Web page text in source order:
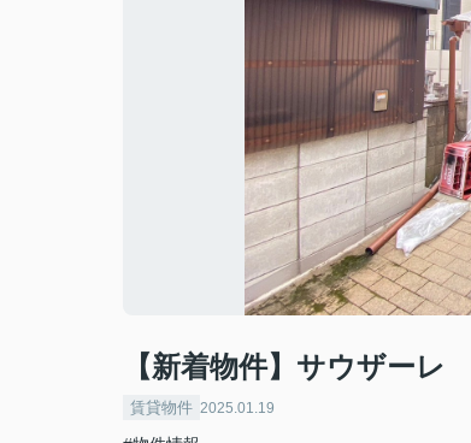
【新着物件】サウザーレ
賃貸物件 2025.01.19